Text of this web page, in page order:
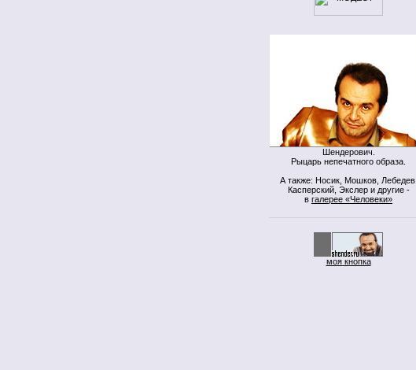
Шендерович.
Рыцарь непечатного образа.
А также: Носик, Мошков, Лебедев,
Касперский, Экслер и другие -
в галерее «Человеки»
моя кнопка